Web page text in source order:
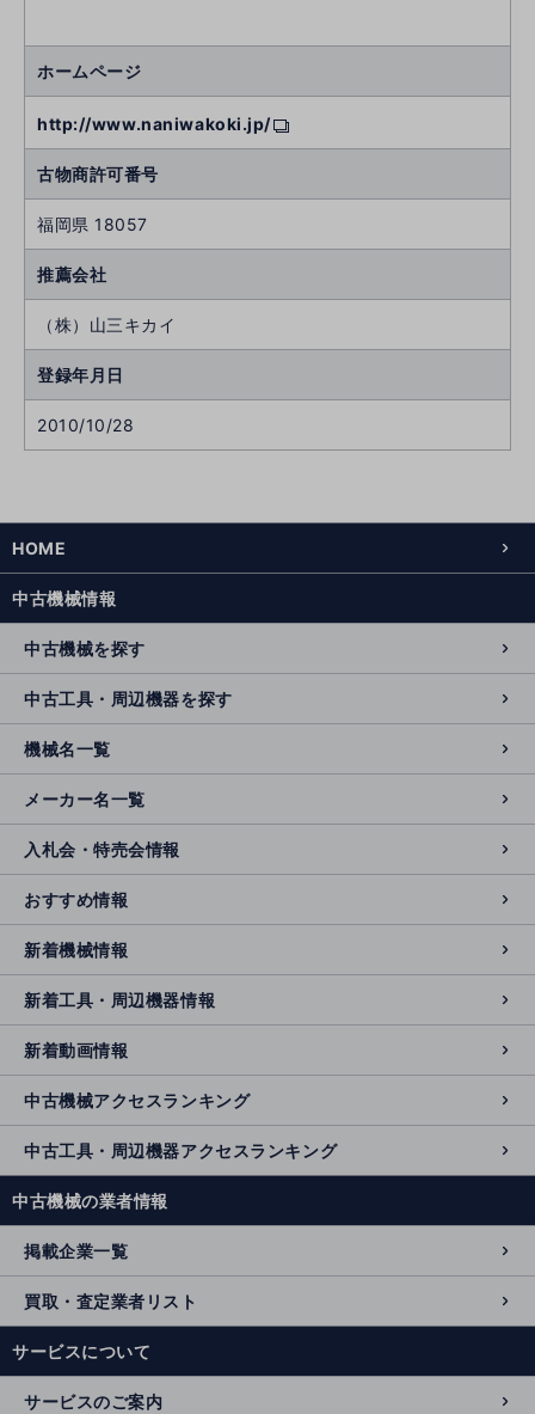
ホームページ
http://www.naniwakoki.jp/
古物商許可番号
福岡県 18057
推薦会社
（株）山三キカイ
登録年月日
2010/10/28
HOME
中古機械情報
中古機械を探す
中古工具・周辺機器を探す
機械名一覧
メーカー名一覧
入札会・特売会情報
おすすめ情報
新着機械情報
新着工具・周辺機器情報
新着動画情報
中古機械アクセスランキング
中古工具・周辺機器アクセスランキング
中古機械の業者情報
掲載企業一覧
買取・査定業者リスト
サービスについて
サービスのご案内